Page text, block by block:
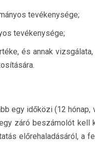
tevékenysége;
tevékenysége;
és annak
egy időközi (12
záró beszámolót kell
előrehaladásáról, a